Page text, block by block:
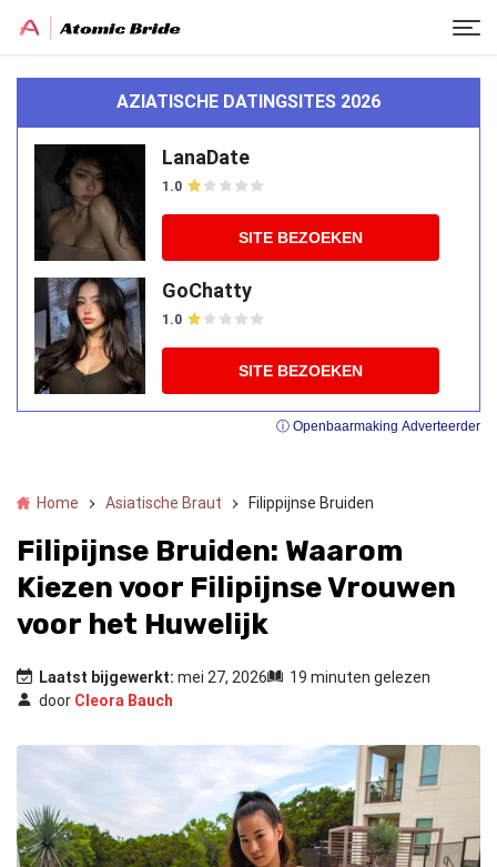
Home Asiatische Braut Filippijnse Bruiden
Filipijnse Bruiden: Waarom
Kiezen voor Filipijnse Vrouwen
voor het Huwelijk
Laatst bijgewerkt: mei 27, 2026
19 minuten gelezen
door Cleora Bauch
AZIATISCHE DATINGSITES 2026
LanaDate
1.0
SITE BEZOEKEN
GoChatty
1.0
SITE BEZOEKEN
ⓘ Openbaarmaking Adverteerder